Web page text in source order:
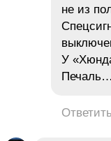
не из
У
Печаль…
Ответить